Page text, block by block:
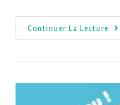
Continuer La Lecture